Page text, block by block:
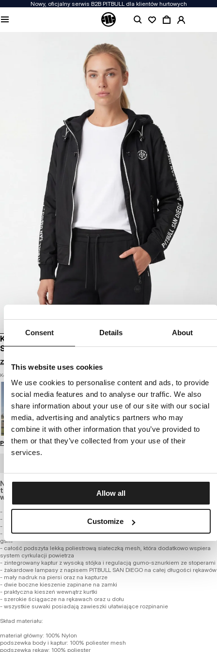
Consent Details About
This website uses cookies
We use cookies to personalise content and ads, to provide
social media features and to analyse our traffic. We also
share information about your use of our site with our social
media, advertising and analytics partners who may
combine it with other information that you’ve provided to
them or that they’ve collected from your use of their
services.
Allow all
Customize
Nowy, oficjalny serwis B2B PITBULL dla klientów hurtowych
KURTKA PRZEJŚCIOWA Z KAPTUREM AARICIA
STRIPES
Zaloguj się by zobaczyć ceny
Kolor: black
Przewodnik po rozmiarach
Nasza kultowa kurtka o standardowym fasonie, wykonana z
tkaniny nylonowej z membraną oraz wiatroszczelną i
wodoodporną hydrofobową powłoką.
- klasyczny uniwersalny fason
- wykonana z wysokiej jakości tkaniny nylonowej z membraną 8000 mmHg
- kurtka jest wiatroszczelna i wodoodporna z hydrofobową powłoką DWR level 4
- materiał zachowuje odpowiednią oddychalności materiału na poziomie 8000
gsm
- całość podszyta lekką poliestrową siateczką mesh, która dodatkowo wspiera
system cyrkulacji powietrza
- zintegrowany kaptur z wysoką stójka i regulacją gumo-sznurkiem ze stoperami
- żakardowe lampasy z napisem PITBULL SAN DIEGO na całej długości rękawów
- mały nadruk na piersi oraz na kapturze
- dwie boczne kieszenie zapinane na zamki
- praktyczna kieszeń wewnątrz kurtki
- szerokie ściągacze na rękawach oraz u dołu
- wszystkie suwaki posiadają zawieszki ułatwiające rozpinanie
Skład materiału:
materiał główny: 100% Nylon
podszewka body i kaptur: 100% poliester mesh
podszewka rękaw: 100% poliester